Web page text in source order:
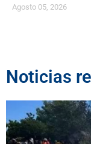
Agosto 05, 2026
Noticias